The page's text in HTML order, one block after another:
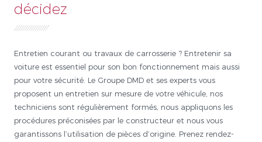
décidez
Entretien courant ou travaux de carrosserie ? Entretenir sa
voiture est essentiel pour son bon fonctionnement mais aussi
pour votre sécurité. Le Groupe DMD et ses experts vous
proposent un entretien sur mesure de votre véhicule, nos
techniciens sont régulièrement formés, nous appliquons les
procédures préconisées par le constructeur et nous vous
garantissons l’utilisation de pièces d’origine. Prenez rendez-